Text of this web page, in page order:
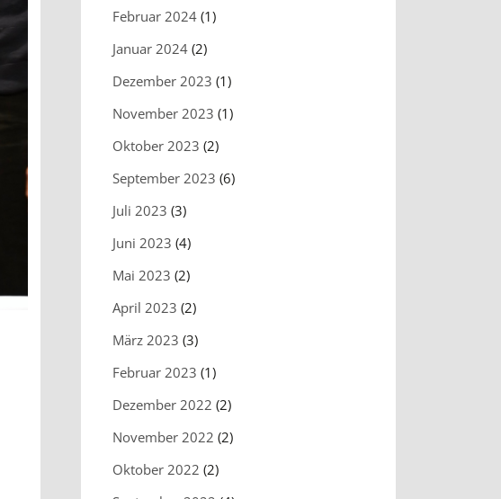
Februar 2024 (1)
Januar 2024 (2)
Dezember 2023 (1)
November 2023 (1)
Oktober 2023 (2)
September 2023 (6)
Juli 2023 (3)
Juni 2023 (4)
Mai 2023 (2)
April 2023 (2)
März 2023 (3)
Februar 2023 (1)
Dezember 2022 (2)
November 2022 (2)
Oktober 2022 (2)